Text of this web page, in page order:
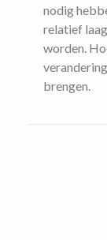
nodig
relatief
worden.
brengen.